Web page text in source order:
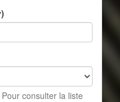
consulter la liste